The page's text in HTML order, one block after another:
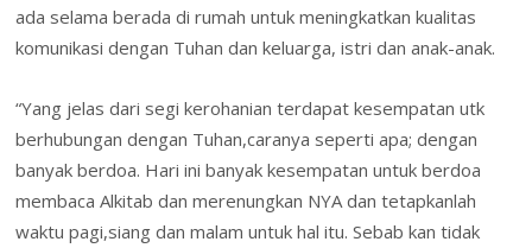
ada selama berada di rumah untuk meningkatkan kualitas
komunikasi dengan Tuhan dan keluarga, istri dan anak-anak.
“Yang jelas dari segi kerohanian terdapat kesempatan utk
berhubungan dengan Tuhan,caranya seperti apa; dengan
banyak berdoa. Hari ini banyak kesempatan untuk berdoa
membaca Alkitab dan merenungkan NYA dan tetapkanlah
waktu pagi,siang dan malam untuk hal itu. Sebab kan tidak